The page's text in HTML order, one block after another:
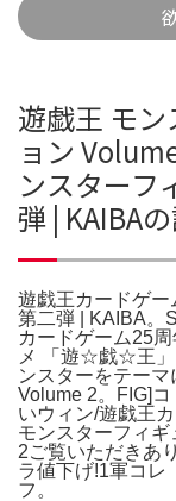
遊戯王 モ
ョン
ンスターフ
弾 | KAIBA
遊戯王カードゲ
第二弾 | KAIBA。
カードゲーム25
メ 「遊☆戯☆王」
ンスターをテーマ
Volume 2。FIG]
いウィン/遊戯王
モンスターフィ
2ご覧いただきあ
ラ値下げ!1軍コ
フ。